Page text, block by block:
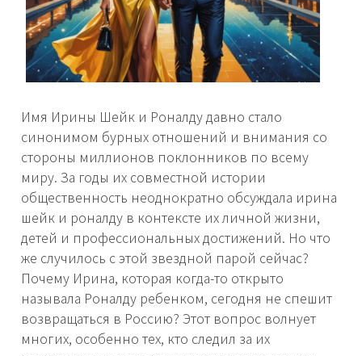
Имя Ирины Шейк и Роналду давно стало
синонимом бурных отношений и внимания со
стороны миллионов поклонников по всему
миру. За годы их совместной истории
общественность неоднократно обсуждала ирина
шейк и роналду в контексте их личной жизни,
детей и профессиональных достижений. Но что
же случилось с этой звездной парой сейчас?
Почему Ирина, которая когда-то открыто
называла Роналду ребенком, сегодня не спешит
возвращаться в Россию? Этот вопрос волнует
многих, особенно тех, кто следил за их